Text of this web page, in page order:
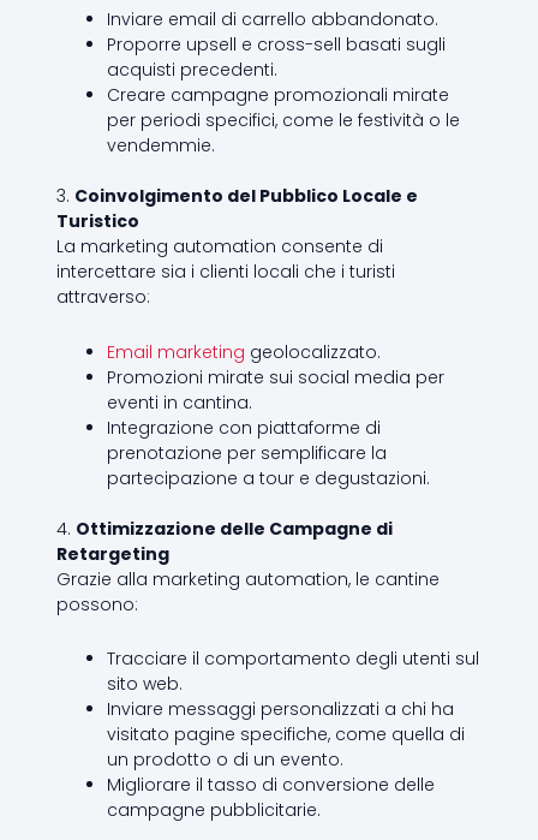
Inviare email di carrello abbandonato.
Proporre upsell e cross-sell basati sugli
acquisti precedenti.
Creare campagne promozionali mirate
per periodi specifici, come le festività o le
vendemmie.
3. Coinvolgimento del Pubblico Locale e
Turistico
La marketing automation consente di
intercettare sia i clienti locali che i turisti
attraverso:
Email marketing geolocalizzato.
Promozioni mirate sui social media per
eventi in cantina.
Integrazione con piattaforme di
prenotazione per semplificare la
partecipazione a tour e degustazioni.
4. Ottimizzazione delle Campagne di
Retargeting
Grazie alla marketing automation, le cantine
possono:
Tracciare il comportamento degli utenti sul
sito web.
Inviare messaggi personalizzati a chi ha
visitato pagine specifiche, come quella di
un prodotto o di un evento.
Migliorare il tasso di conversione delle
campagne pubblicitarie.